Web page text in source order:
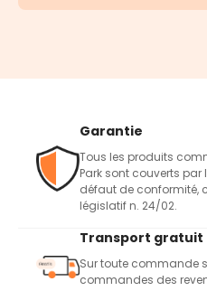
Garantie
Tous les produits
Park sont couverts par
défaut de conformité,
législatif n. 24/02.
Transport gratuit
Sur toute commande
commandes des